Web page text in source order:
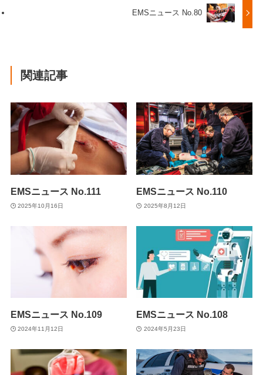
EMSニュース No.80
関連記事
EMSニュース No.111
2025年10月16日
EMSニュース No.110
2025年8月12日
EMSニュース No.109
2024年11月12日
EMSニュース No.108
2024年5月23日